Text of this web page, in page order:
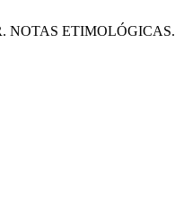
NOTAS ETIMOLÓGICAS.